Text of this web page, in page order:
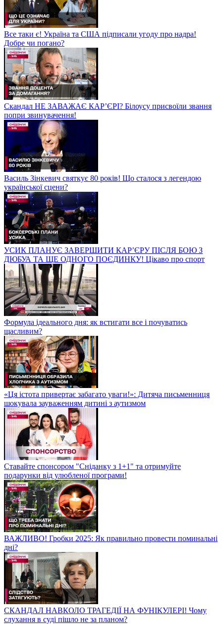
Все таки є! Україна та США підписали угоду про надра!
Добре чи погано?
Скандал НЕ ЗАВАЖАЄ КАР’ЄРІ? Білоусу присвоїли звання
попри звинувачення!
Василь Зінкевич святкує 80 років! Що сталося з легендою
української сцени?
УСИК ПЛАНУЄ ЗАВЕРШИТИ КАР’ЄРУ ПІСЛЯ БОЮ З
ДЮБУА ТА ЩЕ ОДНОГО ПОЄДИНКУ! Цікаво про спорт
Формула ідеального дня: як встигати все і почуватись
щасливим?
«Ця істота привертає забагато уваги!»: Дитяча письменниця
шокувала зауваженням дитині з аутизмом
Ставайте спонсором "Сніданку з 1+1" та отримуйте
подарунки від улюбленої програми!
ВАЖЛИВО! Гробки 2025: Як правильно провести поминальні
дні?
СКАНДАЛ НАВКОЛО ТРАГЕДІЇ НА ФУНІКУЛЕРІ! Чому
слухання в суді пішло не за планом?